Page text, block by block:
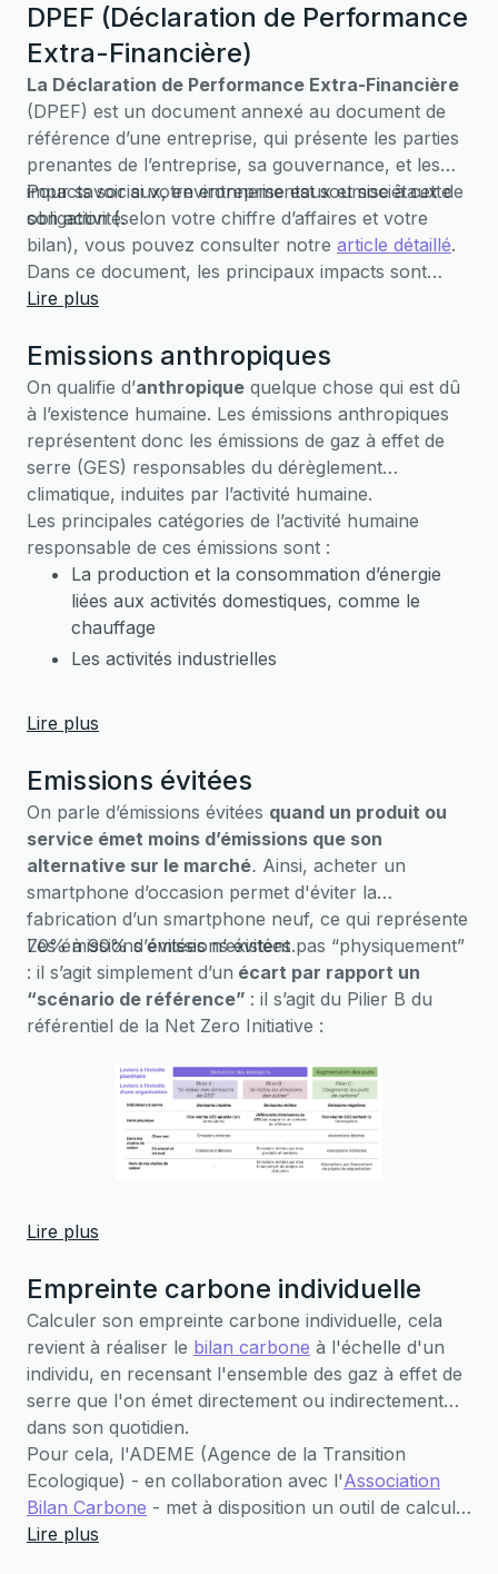
DPEF (Déclaration de Performance
Extra-Financière)
La Déclaration de Performance Extra-Financière
(DPEF) est un document annexé au document de
référence d’une entreprise, qui présente les parties
prenantes de l’entreprise, sa gouvernance, et les
impacts sociaux, environnementaux et sociétaux de
son activité.
Pour savoir si votre entreprise est soumise à cette
obligation (selon votre chiffre d’affaires et votre
bilan), vous pouvez consulter notre article détaillé.
Dans ce document, les principaux impacts sont
évalués et hiérarchisés, en particulier l’empreinte
Lire plus
Emissions anthropiques
On qualifie d’anthropique quelque chose qui est dû
à l’existence humaine. Les émissions anthropiques
représentent donc les émissions de gaz à effet de
serre (GES) responsables du dérèglement
climatique, induites par l’activité humaine.
Les principales catégories de l’activité humaine
responsable de ces émissions sont :
La production et la consommation d’énergie
liées aux activités domestiques, comme le
chauffage
Les activités industrielles
L'agriculture
Lire plus
Emissions évitées
On parle d’émissions évitées quand un produit ou
service émet moins d’émissions que son
alternative sur le marché. Ainsi, acheter un
smartphone d’occasion permet d'éviter la
fabrication d’un smartphone neuf, ce qui représente
70% à 90% d’émissions évitées.
Les émissions évitées n’existent pas “physiquement”
: il s’agit simplement d’un écart par rapport un
“scénario de référence” : il s’agit du Pilier B du
référentiel de la Net Zero Initiative :
Lire plus
Empreinte carbone individuelle
Calculer son empreinte carbone individuelle, cela
revient à réaliser le bilan carbone à l'échelle d'un
individu, en recensant l'ensemble des gaz à effet de
serre que l'on émet directement ou indirectement
dans son quotidien.
Pour cela, l'ADEME (Agence de la Transition
Ecologique) - en collaboration avec l'Association
Bilan Carbone - met à disposition un outil de calcul
et de visualisation de l'empreinte carbone
Lire plus